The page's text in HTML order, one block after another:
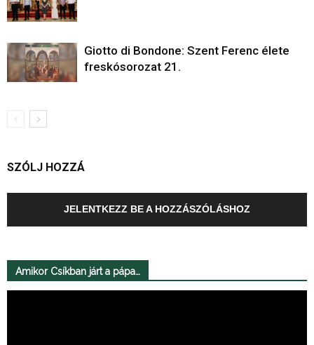
Giotto di Bondone: Szent Ferenc élete
freskósorozat 21.
SZÓLJ HOZZÁ
JELENTKEZZ BE A HOZZÁSZÓLÁSHOZ
Amikor Csíkban járt a pápa…